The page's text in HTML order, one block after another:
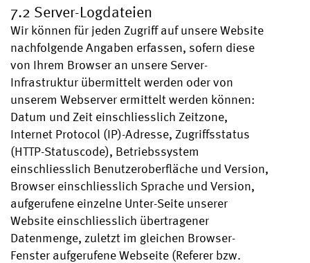
7.2 Server-Logdateien
Wir können für jeden Zugriff auf unsere Website
nachfolgende Angaben erfassen, sofern diese
von Ihrem Browser an unsere Server-
Infrastruktur übermittelt werden oder von
unserem Webserver ermittelt werden können:
Datum und Zeit einschliesslich Zeitzone,
Internet Protocol (IP)-Adresse, Zugriffsstatus
(HTTP-Statuscode), Betriebssystem
einschliesslich Benutzeroberfläche und Version,
Browser einschliesslich Sprache und Version,
aufgerufene einzelne Unter-Seite unserer
Website einschliesslich übertragener
Datenmenge, zuletzt im gleichen Browser-
Fenster aufgerufene Webseite (Referer bzw.